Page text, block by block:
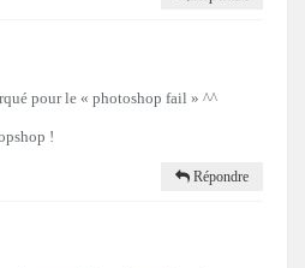
pour le « photoshop fail » ^^
!
Répondre